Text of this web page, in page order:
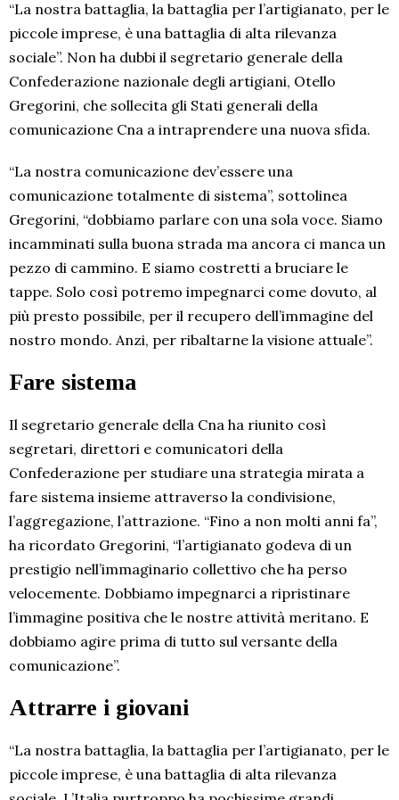
“La nostra battaglia, la battaglia per l’artigianato, per le
piccole imprese, è una battaglia di alta rilevanza
sociale”. Non ha dubbi il segretario generale della
Confederazione nazionale degli artigiani, Otello
Gregorini, che sollecita gli Stati generali della
comunicazione Cna a intraprendere una nuova sfida.
“La nostra comunicazione dev’essere una
comunicazione totalmente di sistema”, sottolinea
Gregorini, “dobbiamo parlare con una sola voce. Siamo
incamminati sulla buona strada ma ancora ci manca un
pezzo di cammino. E siamo costretti a bruciare le
tappe. Solo così potremo impegnarci come dovuto, al
più presto possibile, per il recupero dell’immagine del
nostro mondo. Anzi, per ribaltarne la visione attuale”.
Fare sistema
Il segretario generale della Cna ha riunito così
segretari, direttori e comunicatori della
Confederazione per studiare una strategia mirata a
fare sistema insieme attraverso la condivisione,
l’aggregazione, l’attrazione. “Fino a non molti anni fa”,
ha ricordato Gregorini, “l’artigianato godeva di un
prestigio nell’immaginario collettivo che ha perso
velocemente. Dobbiamo impegnarci a ripristinare
l’immagine positiva che le nostre attività meritano. E
dobbiamo agire prima di tutto sul versante della
comunicazione”.
Attrarre i giovani
“La nostra battaglia, la battaglia per l’artigianato, per le
piccole imprese, è una battaglia di alta rilevanza